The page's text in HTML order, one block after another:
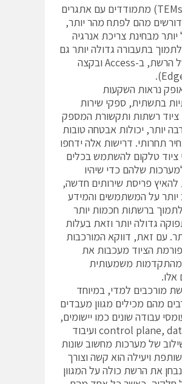
טלקום (TEMs) מתמודדים עם אתגרים
מהם לפתח מהר יותר,
יותר מבחינת צריכת אנרגיה
בתעבורה גדולה יותר גם
בליבה של הרשת, ב-Access ובקצה
נראות השקעות
בתשתית, ספקי שירות
רשתות ותקשורת המספק
יותר, יכולות אבטחה טובות
תחרותי. דרישות אלה ידחפו
ציוד טלקום להשתמש בכלים
שלהם כדי שיהיו
להאיץ פריסת שירותים חדשה,
יותר על המשתמשים והמידע
ברשתות חכמות יותר
גדולה יותר וזאת בעלות
עם זאת, דווקא המורכבות
הציוד מעכבות את
מהתקדמות משמעותית
אלו.
מורכבים למדי, במיוחד
מהם מכילים מגוון מעבדים
עבודה שונים כמו יישומים,
control plane, data plane ועיבוד
של מערכות מחשוב שונות
ויעילה הוא קשה וצורך
את הרשת כולה על המגוון